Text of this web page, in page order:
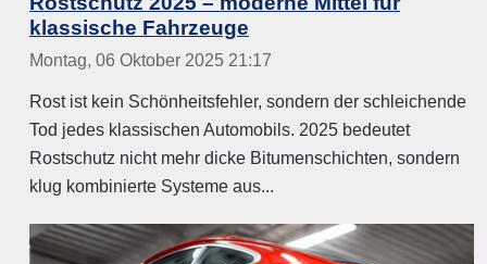
klassische Fahrzeuge
Montag, 06 Oktober 2025 21:17
Rost ist kein Schönheitsfehler, sondern der schleichende
Tod jedes klassischen Automobils. 2025 bedeutet
Rostschutz nicht mehr dicke Bitumenschichten, sondern
klug kombinierte Systeme aus...